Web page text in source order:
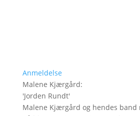
Anmeldelse
Malene Kjærgård:
'Jorden Rundt'
Malene Kjærgård og hendes band